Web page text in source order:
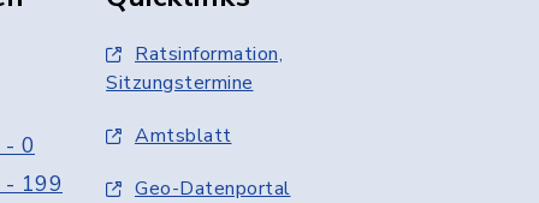
0
199
Ratsinformation,
Sitzungstermine
Amtsblatt
Geo-Datenportal